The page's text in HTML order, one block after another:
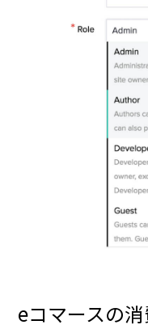
eコマースの